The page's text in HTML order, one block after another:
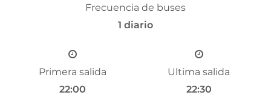
Frecuencia de buses
1 diario
Primera salida
22:00
Ultima salida
22:30